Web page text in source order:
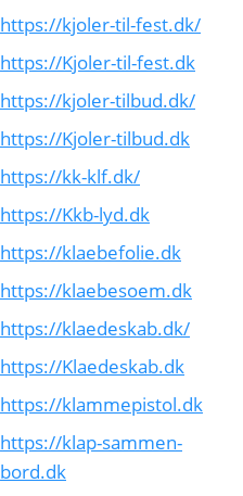
https://kjoler-til-fest.dk/
https://Kjoler-til-fest.dk
https://kjoler-tilbud.dk/
https://Kjoler-tilbud.dk
https://kk-klf.dk/
https://Kkb-lyd.dk
https://klaebefolie.dk
https://klaebesoem.dk
https://klaedeskab.dk/
https://Klaedeskab.dk
https://klammepistol.dk
https://klap-sammen-
bord.dk